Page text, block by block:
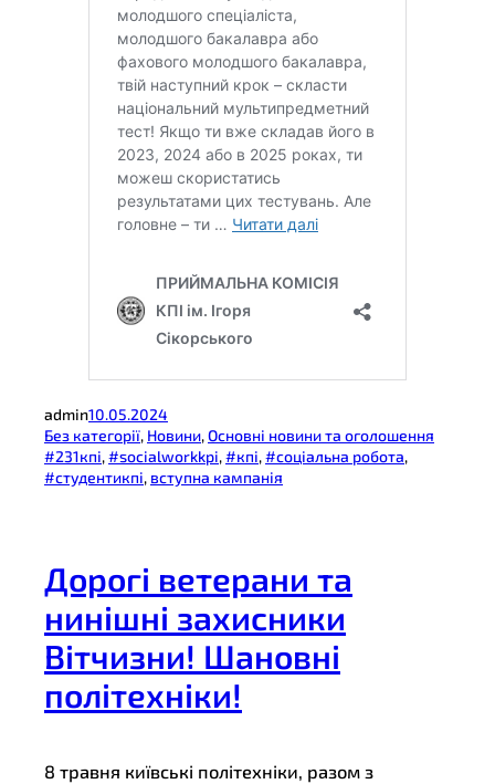
admin10.05.2024
Без категорії, Новини, Основні новини та оголошення
#231кпі, #socialworkkpi, #кпі, #соціальна робота
#студентикпі, вступна кампанія
Дорогі ветерани та
нинішні захисники
Вітчизни! Шановні
політехніки!
8 травня київські політехніки, разом з